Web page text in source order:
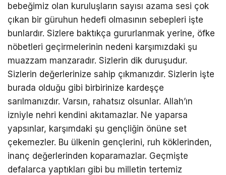
bebeğimiz olan kuruluşların sayısı azama sesi çok
çıkan bir güruhun hedefi olmasının sebepleri işte
bunlardır. Sizlere baktıkça gururlanmak yerine, öfke
nöbetleri geçirmelerinin nedeni karşımızdaki şu
muazzam manzaradır. Sizlerin dik duruşudur.
Sizlerin değerlerinize sahip çıkmanızdır. Sizlerin işte
burada olduğu gibi birbirinize kardeşçe
sarılmanızdır. Varsın, rahatsız olsunlar. Allah’ın
izniyle nehri kendini akıtamazlar. Ne yaparsa
yapsınlar, karşımdaki şu gençliğin önüne set
çekemezler. Bu ülkenin gençlerini, ruh köklerinden,
inanç değerlerinden koparamazlar. Geçmişte
defalarca yaptıkları gibi bu milletin tertemiz